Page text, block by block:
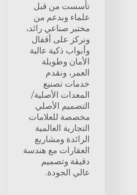
تأسست من قبل
علماء وبدعم من
مختبر صناعي رائد،
ونركز على أقفال
وأبواب ذكية عالية
الأمان وطويلة
العمر، ونقدم
خدمات تصنيع
المعدات الأصلية/
التصميم الأصلي
مخصصة للعلامات
التجارية العالمية
الرائدة ومشاريع
العقارات مع هندسة
دقيقة وتصميم
عالي الجودة.